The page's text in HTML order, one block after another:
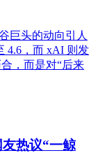
巨头的动向引人
4.6，而 xAI 则发
，而是对“后来
友热议“一鲸